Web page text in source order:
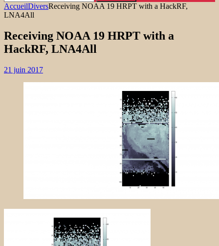
AccueilDiversReceiving NOAA 19 HRPT with a HackRF,
LNA4All
Receiving NOAA 19 HRPT with a
HackRF, LNA4All
21 juin 2017